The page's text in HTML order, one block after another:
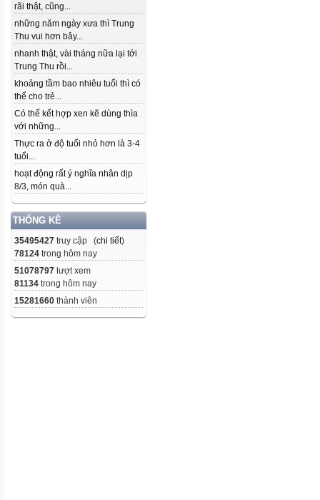
rãi thật, cũng...
những năm ngày xưa thì Trung
Thu vui hơn bây...
nhanh thật, vài tháng nữa lại tới
Trung Thu rồi...
khoảng tầm bao nhiêu tuổi thì có
thể cho trẻ...
Có thể kết hợp xen kẽ dùng thìa
với những...
Thực ra ở độ tuổi nhỏ hơn là 3-4
tuổi...
hoạt động rất ý nghĩa nhân dịp
8/3, món quà...
THỐNG KÊ
35495427 truy cập (chi tiết)
78124 trong hôm nay
51078797 lượt xem
81134 trong hôm nay
15281660 thành viên